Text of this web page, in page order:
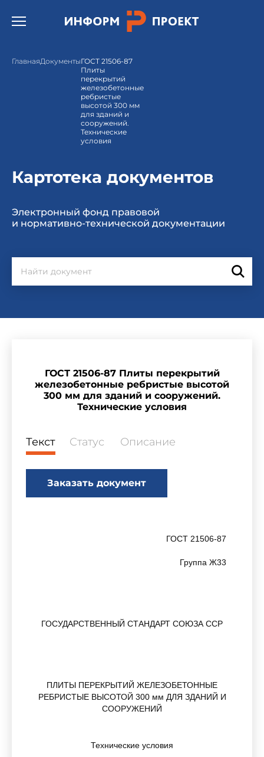
Открыть бургер меню.
ГлавнаяДокументыГОСТ 21506-87
Плиты
перекрытий
железобетонные
ребристые
высотой 300 мм
для зданий и
сооружений.
Технические
условия
Картотека документов
Электронный фонд правовой
и нормативно-технической документации
ГОСТ 21506-87 Плиты перекрытий
железобетонные ребристые высотой
300 мм для зданий и сооружений.
Технические условия
Текст Статус Описание
Заказать документ
ГОСТ 21506-87
Группа Ж33
ГОСУДАРСТВЕННЫЙ СТАНДАРТ СОЮЗА ССР
ПЛИТЫ ПЕРЕКРЫТИЙ ЖЕЛЕЗОБЕТОННЫЕ
РЕБРИСТЫЕ ВЫСОТОЙ 300 мм ДЛЯ ЗДАНИЙ И
СООРУЖЕНИЙ
Технические условия